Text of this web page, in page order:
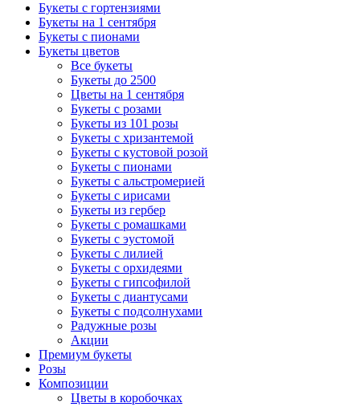
Букеты с гортензиями
Букеты на 1 сентября
Букеты с пионами
Букеты цветов
Все букеты
Букеты до 2500
Цветы на 1 сентября
Букеты с розами
Букеты из 101 розы
Букеты с хризантемой
Букеты с кустовой розой
Букеты с пионами
Букеты с альстромерией
Букеты с ирисами
Букеты из гербер
Букеты с ромашками
Букеты с эустомой
Букеты с лилией
Букеты с орхидеями
Букеты с гипсофилой
Букеты с диантусами
Букеты с подсолнухами
Радужные розы
Акции
Премиум букеты
Розы
Композиции
Цветы в коробочках